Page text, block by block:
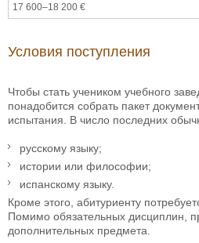
17 600–18 200 €
Условия поступления
Чтобы стать учеником учебного
понадобится собрать пакет
испытания. В число последних
русскому языку;
истории или философии;
испанскому языку.
Кроме этого, абитуриенту
Помимо обязательных дисциплин,
дополнительных предмета.